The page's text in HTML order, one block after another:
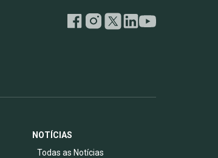
NOTÍCIAS
Todas as Notícias